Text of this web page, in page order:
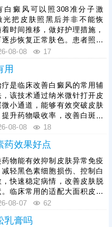
激活黑色素细胞，更适配早期
的治疗需求。患者进行308激
，需严格遵循医嘱把控照射
坚持照射治疗，不可随意中
影响复色效果。
白癜风可以照308准分子激
光把皮肤照黑后并非不能恢
时间推移，做好护理措施，
步恢复正常肤色。患者照光
风还需确定合适的频率，持之
累积疗效，助力病情稳步好
期间需要定期复查，评估疗
析病情变化特征，适当的对治
行调整，使治疗持续贴合病
渐进消灭白斑。
08-08 17
用
是临床改善白癜风的常用辅
，该技术通过纳米微针打开皮
微小通道，能够有效突破皮肤
提升药物吸收率，改善白斑部
循环，纳晶治疗并非适用于所
情、肤质及白斑类型对症开
，切勿盲目操作。临床为提升
，通常建议采用综合性治疗
纳晶治疗与中医定向透药、
子激光治疗相结合，内外协
，快速修复受损黑色素细胞，
周期。
08-08 18
药效果好点
物能有效抑制皮肤异常免疫
减轻黑色素细胞损伤、控制白
快速稳定病情，改善皮肤脱
临床常用的适配大面积皮损
药物，需根据患者年龄、皮损
剂量、使用周期均需严格遵
08-07 62
乳膏吗